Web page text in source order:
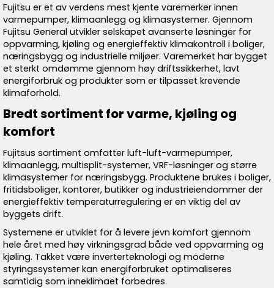
Fujitsu er et av verdens mest kjente varemerker innen
varmepumper, klimaanlegg og klimasystemer. Gjennom
Fujitsu General utvikler selskapet avanserte løsninger for
oppvarming, kjøling og energieffektiv klimakontroll i boliger,
næringsbygg og industrielle miljøer. Varemerket har bygget
et sterkt omdømme gjennom høy driftssikkerhet, lavt
energiforbruk og produkter som er tilpasset krevende
klimaforhold.
Bredt sortiment for varme, kjøling og
komfort
Fujitsus sortiment omfatter luft-luft-varmepumper,
klimaanlegg, multisplit-systemer, VRF-løsninger og større
klimasystemer for næringsbygg. Produktene brukes i boliger,
fritidsboliger, kontorer, butikker og industrieiendommer der
energieffektiv temperaturregulering er en viktig del av
byggets drift.
Systemene er utviklet for å levere jevn komfort gjennom
hele året med høy virkningsgrad både ved oppvarming og
kjøling. Takket være inverterteknologi og moderne
styringssystemer kan energiforbruket optimaliseres
samtidig som inneklimaet forbedres.